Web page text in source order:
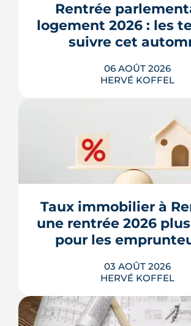
Rentrée
logement 2026 : les
suivre cet
06 AOÛT 2026
HERVÉ KOFFEL
Après un printemps
l'automne 2026 sera l'heure
pour le logement. Trois
parlementaires, du projet de
qui devient vraiment
les propriétaires, les bailleurs
acheteurs.
LIRE L'ARTICLE
Taux immobilier à
une rentrée 2026
pour les
03 AOÛT 2026
HERVÉ KOFFEL